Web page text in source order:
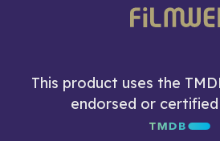
This product uses the
endorsed or certified